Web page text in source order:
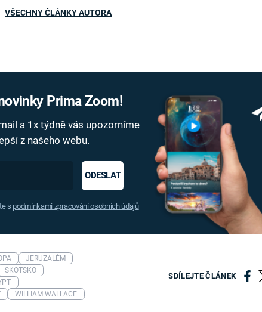
VŠECHNY ČLÁNKY AUTORA
Prima Zoom!
a 1x týdně vás upozorníme
z našeho webu.
ODESLAT
s podmínkami zpracování osobních údajů
SDÍLEJTE ČLÁNEK
JERUZALÉM
SKOTSKO
WILLIAM WALLACE